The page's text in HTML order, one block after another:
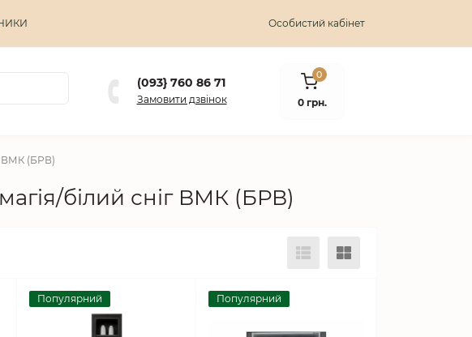
Особистий кабінет
(093} 760 86 71
Замовити дзвінок
0
0 грн.
ВМК (БРВ)
білий сніг ВМК (БРВ)
Популярний Популярний